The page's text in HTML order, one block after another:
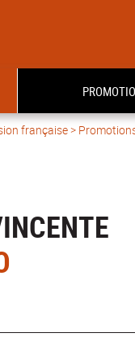
française>